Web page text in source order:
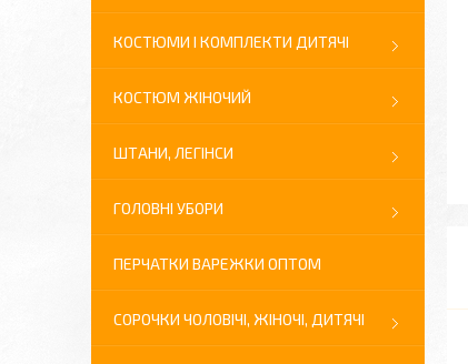
КОСТЮМИ І КОМПЛЕКТИ ДИТЯЧІ
КОСТЮМ ЖІНОЧИЙ
ШТАНИ, ЛЕГІНСИ
ГОЛОВНІ УБОРИ
ПЕРЧАТКИ ВАРЕЖКИ ОПТОМ
СОРОЧКИ ЧОЛОВІЧІ, ЖІНОЧІ, ДИТЯЧІ